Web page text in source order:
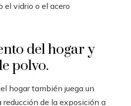
el vidrio o el acero
del hogar y
polvo.
hogar también juega un
de la exposición a